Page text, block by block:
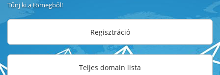
Tűnj ki a tömegből!
Regisztráció
Teljes domain lista